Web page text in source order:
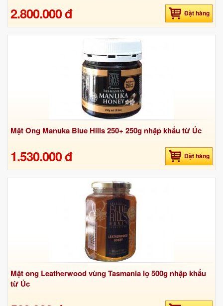
2.800.000 đ Đặt hàng
Mật Ong Manuka Blue Hills 250+ 250g nhập khẩu từ Úc
1.530.000 đ Đặt hàng
Mật ong Leatherwood vùng Tasmania lọ 500g nhập khẩu
từ Úc